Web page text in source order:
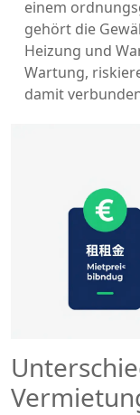
einem
gehört die
Heizung und
Wartung,
damit